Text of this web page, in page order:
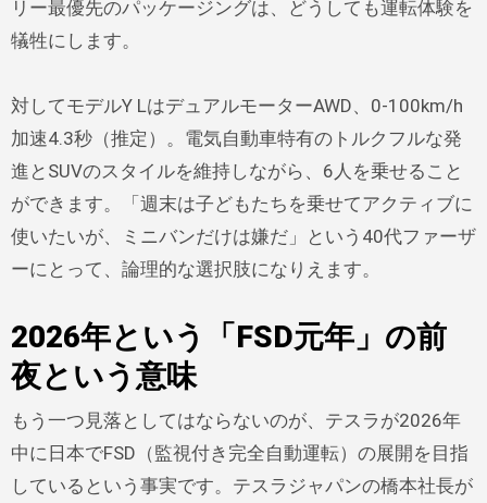
リー最優先のパッケージングは、どうしても運転体験を
犠牲にします。
対してモデルY LはデュアルモーターAWD、0-100km/h
加速4.3秒（推定）。電気自動車特有のトルクフルな発
進とSUVのスタイルを維持しながら、6人を乗せること
ができます。「週末は子どもたちを乗せてアクティブに
使いたいが、ミニバンだけは嫌だ」という40代ファーザ
ーにとって、論理的な選択肢になりえます。
2026年という「FSD元年」の前
夜という意味
もう一つ見落としてはならないのが、テスラが2026年
中に日本でFSD（監視付き完全自動運転）の展開を目指
しているという事実です。テスラジャパンの橋本社長が